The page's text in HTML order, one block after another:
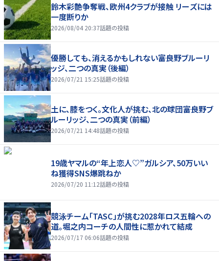
鈴木彩艶争奪戦、欧州4クラブが接触 リーズには
一度断りか
2026/08/04 20:37話題の投稿
優勝しても、消えるかもしれない――富良野ブルーリ
ッジ、二つの真実（後編）
2026/07/21 15:25話題の投稿
土に、膝をつく。文化人が挑む、北の球団――富良野ブ
ルーリッジ、二つの真実（前編）
2026/07/21 14:48話題の投稿
19歳ヤマルの“年上恋人♡”ガルシア、50万いい
ね獲得SNS爆跳ねか
2026/07/20 11:12話題の投稿
競泳チーム「TASC」が挑む2028年ロス五輪への
道。堀之内コーチの人間性に惹かれて結成
2026/07/17 06:06話題の投稿